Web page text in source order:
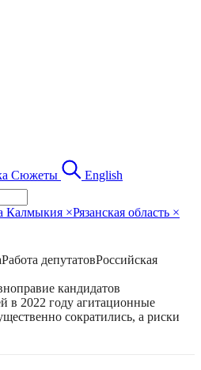
Сюжеты English
Калмыкия ×Рязанская область ×
Работа депутатовРоссийская
кандидатов
в 2022 году агитационные
сократились, а риски